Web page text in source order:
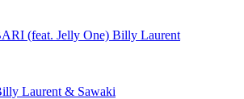
(feat. Jelly One) Billy Laurent
Laurent & Sawaki